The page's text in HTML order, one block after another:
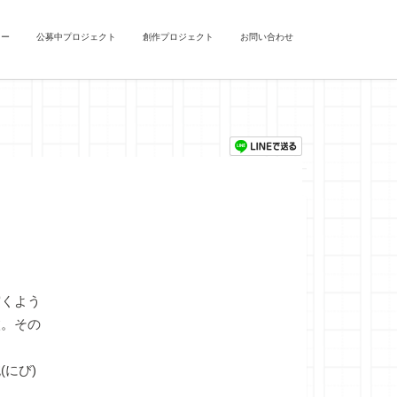
公募中プロジェクト 創作プロジェクト お問い合わせ
よう
その
にび)